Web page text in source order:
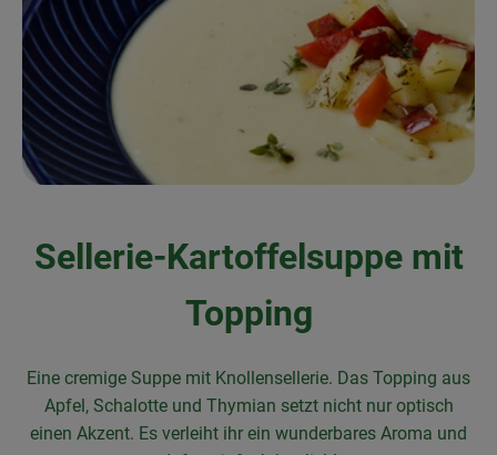
Frischetheke
Natukostwaren
Getränke
Tiernahrung
Rezepte
Sellerie-Kartoffelsuppe mit
Topping
Eine cremige Suppe mit Knollensellerie. Das Topping aus
Apfel, Schalotte und Thymian setzt nicht nur optisch
einen Akzent. Es verleiht ihr ein wunderbares Aroma und